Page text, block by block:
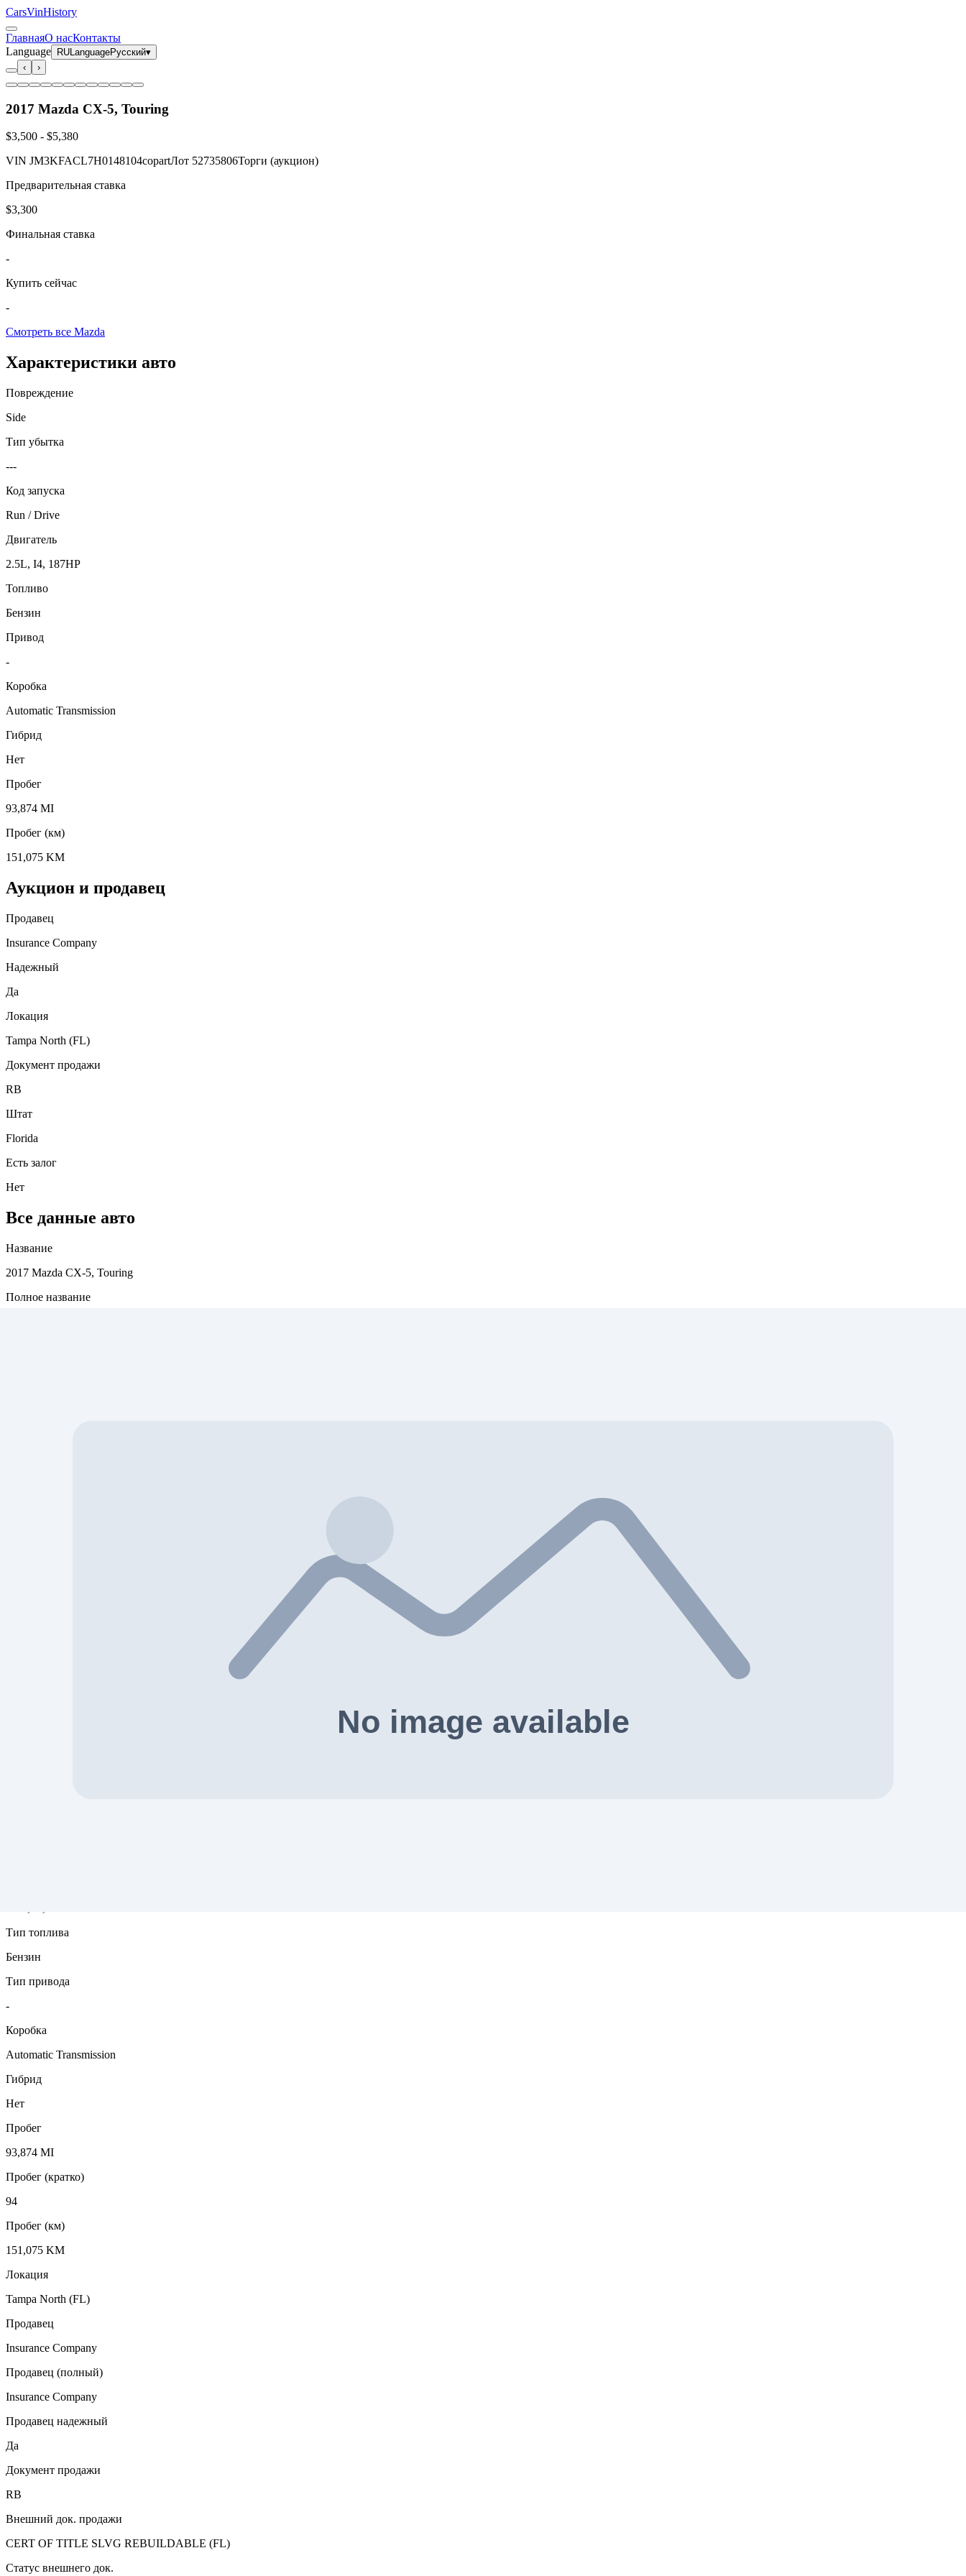
CarsVinHistory
ГлавнаяО насКонтакты
Language
RULanguageРусский▾
‹
›
2017 Mazda CX-5, Touring
$3,500 - $5,380
VIN JM3KFACL7H0148104copartЛот 52735806Торги (аукцион)
Предварительная ставка
$3,300
Финальная ставка
-
Купить сейчас
-
Смотреть все Mazda
Характеристики авто
Повреждение
Side
Тип убытка
---
Код запуска
Run / Drive
Двигатель
2.5L, I4, 187HP
Топливо
Бензин
Привод
-
Коробка
Automatic Transmission
Гибрид
Нет
Пробег
93,874 MI
Пробег (км)
151,075 KM
Аукцион и продавец
Продавец
Insurance Company
Надежный
Да
Локация
Tampa North (FL)
Документ продажи
RB
Штат
Florida
Есть залог
Нет
Все данные авто
Название
2017 Mazda CX-5, Touring
Полное название
Тип топлива
Бензин
Тип привода
-
Коробка
Automatic Transmission
Гибрид
Нет
Пробег
93,874 MI
Пробег (кратко)
94
Пробег (км)
151,075 KM
Локация
Tampa North (FL)
Продавец
Insurance Company
Продавец (полный)
Insurance Company
Продавец надежный
Да
Документ продажи
RB
Внешний док. продажи
CERT OF TITLE SLVG REBUILDABLE (FL)
Статус внешнего док.